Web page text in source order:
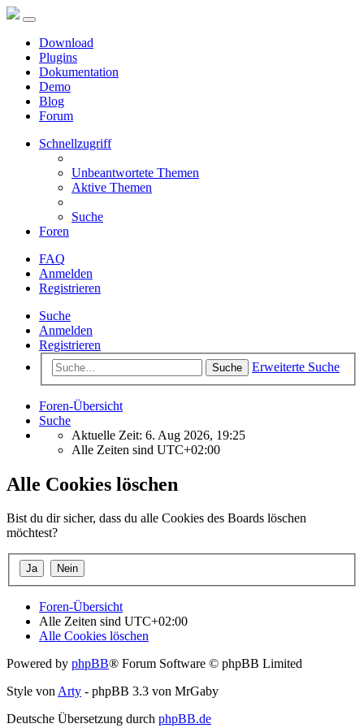
Download
Plugins
Dokumentation
Demo
Blog
Forum
Schnellzugriff
Unbeantwortete Themen
Aktive Themen
Suche
Foren
FAQ
Anmelden
Registrieren
Suche
Anmelden
Registrieren
Suche Erweiterte Suche
Foren-Übersicht
Suche
Aktuelle Zeit: 6. Aug 2026, 19:25
Alle Zeiten sind UTC+02:00
Alle Cookies löschen
Bist du dir sicher, dass du alle Cookies des Boards löschen
möchtest?
Foren-Übersicht
Alle Zeiten sind UTC+02:00
Alle Cookies löschen
Powered by phpBB® Forum Software © phpBB Limited
Style von Arty - phpBB 3.3 von MrGaby
Deutsche Übersetzung durch phpBB.de